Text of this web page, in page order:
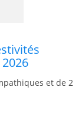
et de 2